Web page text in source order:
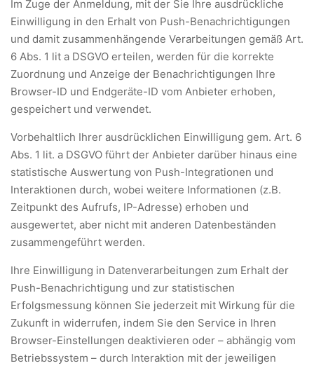
Im Zuge der Anmeldung, mit der Sie Ihre ausdrückliche
Einwilligung in den Erhalt von Push-Benachrichtigungen
und damit zusammenhängende Verarbeitungen gemäß Art.
6 Abs. 1 lit a DSGVO erteilen, werden für die korrekte
Zuordnung und Anzeige der Benachrichtigungen Ihre
Browser-ID und Endgeräte-ID vom Anbieter erhoben,
gespeichert und verwendet.
Vorbehaltlich Ihrer ausdrücklichen Einwilligung gem. Art. 6
Abs. 1 lit. a DSGVO führt der Anbieter darüber hinaus eine
statistische Auswertung von Push-Integrationen und
Interaktionen durch, wobei weitere Informationen (z.B.
Zeitpunkt des Aufrufs, IP-Adresse) erhoben und
ausgewertet, aber nicht mit anderen Datenbeständen
zusammengeführt werden.
Ihre Einwilligung in Datenverarbeitungen zum Erhalt der
Push-Benachrichtigung und zur statistischen
Erfolgsmessung können Sie jederzeit mit Wirkung für die
Zukunft in widerrufen, indem Sie den Service in Ihren
Browser-Einstellungen deaktivieren oder – abhängig vom
Betriebssystem – durch Interaktion mit der jeweiligen